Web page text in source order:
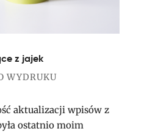
z jajek
WYDRUKU
aktualizacji wpisów z
ostatnio moim